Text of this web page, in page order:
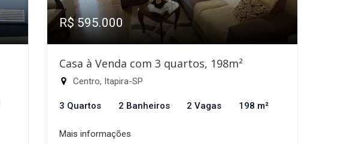
R$ 595.000
Casa à Venda com 3 quartos, 198m²
Centro, Itapira-SP
3 Quartos 2 Banheiros 2 Vagas 198 m²
Mais informações